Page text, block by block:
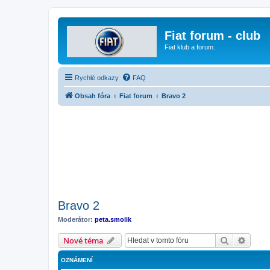
Fiat forum - club
Fiat klub a forum.
Rychlé odkazy FAQ
Obsah fóra Fiat forum Bravo 2
Bravo 2
Moderátor: peta.smolik
Nové téma Hledat
OZNÁMENÍ